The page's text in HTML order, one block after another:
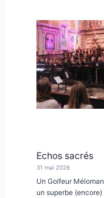
Echos sacrés
31 mai 2026
Un Golfeur
un superbe